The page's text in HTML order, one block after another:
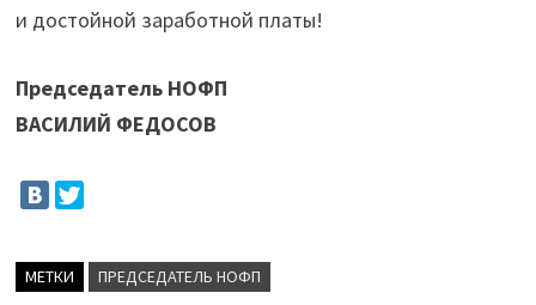
и достойной заработной платы!
Председатель НОФП
ВАСИЛИЙ ФЕДОСОВ
МЕТКИ ПРЕДСЕДАТЕЛЬ НОФП